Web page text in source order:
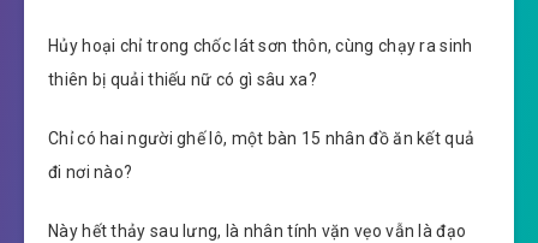
Hủy hoại chỉ trong chốc lát sơn thôn, cùng chạy ra sinh
thiên bị quải thiếu nữ có gì sâu xa?
Chỉ có hai người ghế lô, một bàn 15 nhân đồ ăn kết quả
đi nơi nào?
Này hết thảy sau lưng, là nhân tính vặn vẹo vẫn là đạo